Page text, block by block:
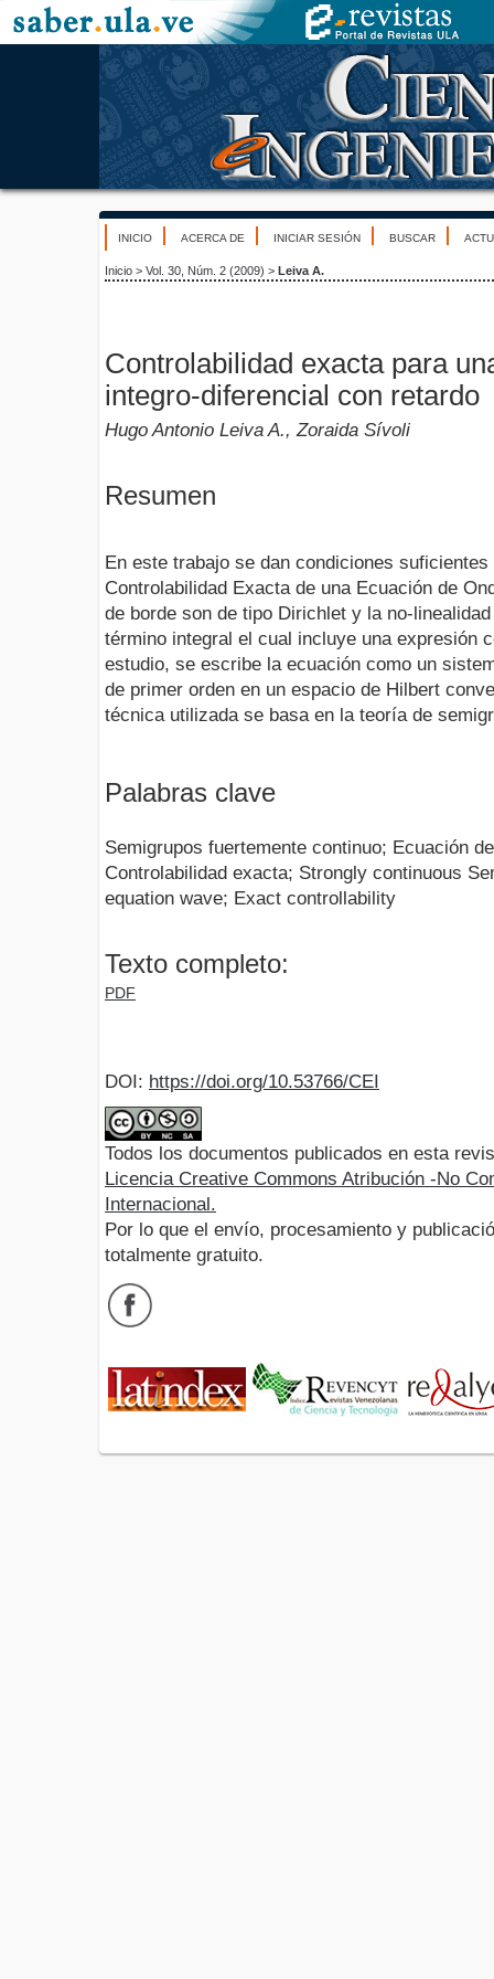
INICIO ACERCA DE INICIAR SESIÓN BUSCAR
Inicio > Vol. 30, Núm. 2 (2009) > Leiva A.
Controlabilidad exacta para
integro-diferencial con retardo
Hugo Antonio Leiva A., Zoraida Sívoli
Resumen
En este trabajo se dan condiciones
Controlabilidad Exacta de una Ecuación de
de borde son de tipo Dirichlet y la no-
término integral el cual incluye una expresión
estudio, se escribe la ecuación como un
de primer orden en un espacio de Hilbert
técnica utilizada se basa en la teoría de
Palabras clave
Semigrupos fuertemente continuo; Ecuación
Controlabilidad exacta; Strongly continuous
equation wave; Exact controllability
Texto completo:
PDF
DOI: https://doi.org/10.53766/CEI
Todos los documentos publicados en esta
Licencia Creative Commons Atribución -No
Internacional.
Por lo que el envío, procesamiento y
totalmente gratuito.